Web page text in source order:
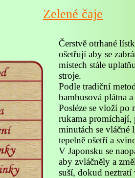
Zelené čaje
Čerstvě otrhané
ošetřují aby se
místech stále
stroje.
Podle tradiční
bambusová plátna
Posléze se vloží po
rukama promíchají,
minutách se vláčné
tepelně ošetří a
V Japonsku se
aby zvláčněly a
suší, dokud